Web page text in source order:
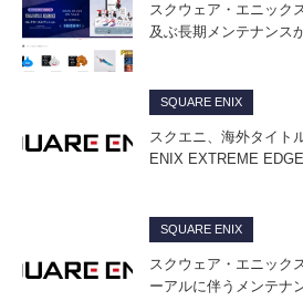
スクウェア・エニック
及ぶ長期メンテナンス
SQUARE ENIX
スクエニ、海外タイト
ENIX EXTREME
SQUARE ENIX
スクウェア・エニック
ーアルに伴うメンテナ